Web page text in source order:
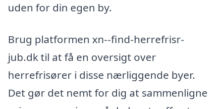
uden for din egen by.
Brug platformen xn--find-herrefrisr-
jub.dk til at få en oversigt over
herrefrisører i disse nærliggende byer.
Det gør det nemt for dig at sammenligne